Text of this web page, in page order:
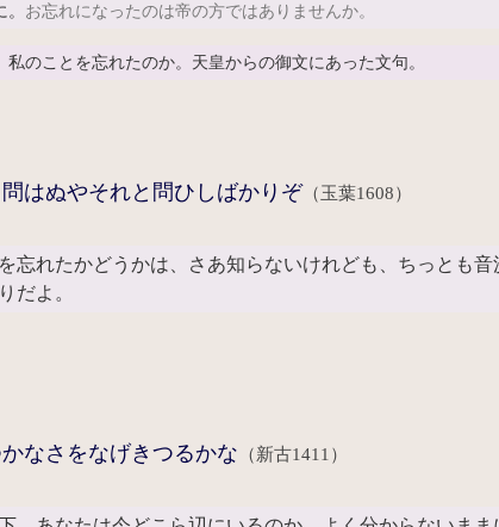
お忘れになったのは帝の方ではありませんか。
のことを忘れたのか。天皇からの御文にあった文句。
はぬやそれと問ひしばかりぞ （玉葉1608）
忘れたかどうかは、さあ知らないけれども、ちっとも
だよ。
なさをなげきつるかな （新古1411）